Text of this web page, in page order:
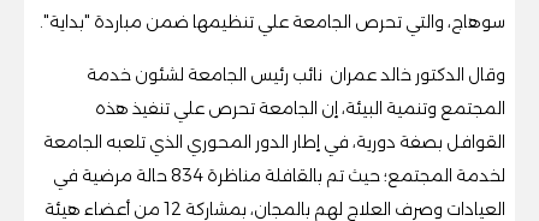
سوهاج، والتي تحرص الجامعة علي تنظيمها ضمن مباردة "بداية".
وقال الدكتور خالد عمران نائب رئيس الجامعة لشئون خدمة
المجتمع وتنمية البيئة، إن الجامعة تحرص علي تنفيذ هذه
القوافل بصفة دورية، في إطار الدور المحوري الذي تلعبه الجامعة
لخدمة المجتمع؛ حيث تم بالقافلة مناظرة 834 حالة مرضية في
العيادات وصرف العلاج لهم بالمجان، بمشاركة 12 من أعضاء هيئة